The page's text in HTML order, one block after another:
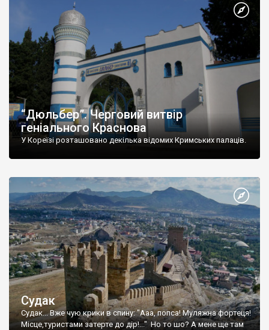
“Дюльбер”. Черговий витвір
геніального Краснова
У Кореїзі розташовано декілька відомих Кримських палаців.
Судак
Судак... Вже чую крики в спину: "Ааа, попса! Муляжна фортеця!
Місце,туристами затерте до дір!..." Но то шо? А мене ще там